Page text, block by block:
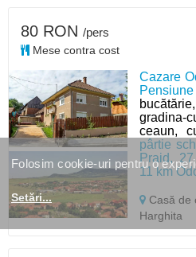
Cazare
ceaun,
pârtie
Praid,
11 km
Casă de
Harghita
80 RON /pers
Mese contra cost
Folosim cookie-uri pentru o
Setări...